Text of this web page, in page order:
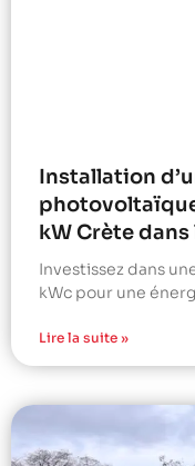
Installation
kW Crète
Investissez dans
kWc pour une
Lire la suite »